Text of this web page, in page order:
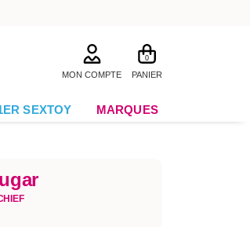
MON COMPTE
0
PANIER
SEXTOY MARQUES